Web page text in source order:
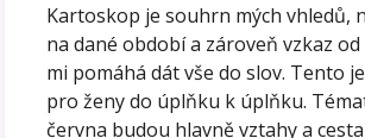
Kartoskop je souhrn mých vhledů,
na dané období a zároveň vzkaz
mi pomáhá dát vše do slov. Tento
pro ženy do úplňku k úplňku.
června budou hlavně vztahy a